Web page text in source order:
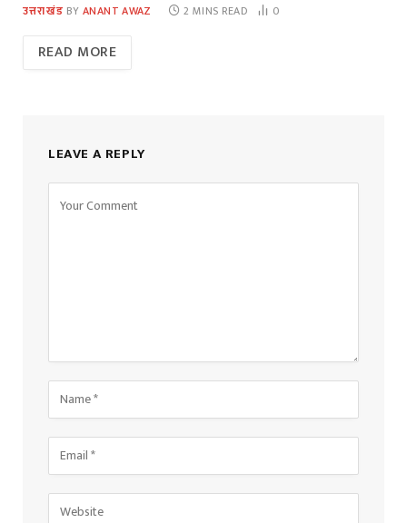
उत्तराखंड BY ANANT AWAZ 2 MINS READ 0
READ MORE
LEAVE A REPLY